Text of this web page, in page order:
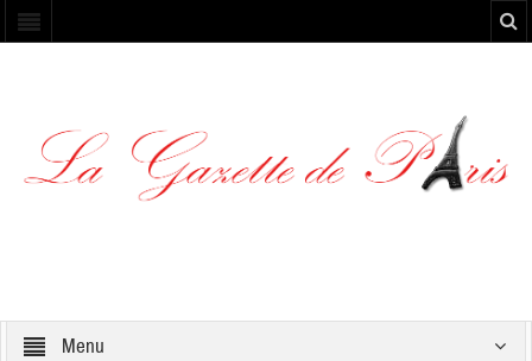
Menu